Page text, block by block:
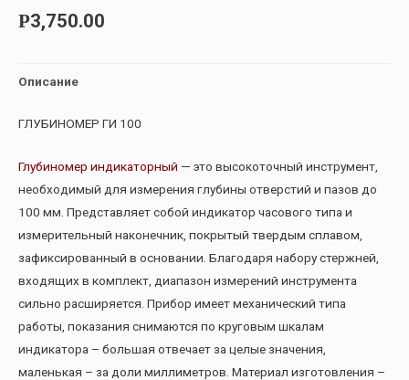
Р3,750.00
Описание
ГЛУБИНОМЕР ГИ 100
Глубиномер индикаторный — это высокоточный инструмент,
необходимый для измерения глубины отверстий и пазов до
100 мм. Представляет собой индикатор часового типа и
измерительный наконечник, покрытый твердым сплавом,
зафиксированный в основании. Благодаря набору стержней,
входящих в комплект, диапазон измерений инструмента
сильно расширяется. Прибор имеет механический типа
работы, показания снимаются по круговым шкалам
индикатора – большая отвечает за целые значения,
маленькая – за доли миллиметров. Материал изготовления –